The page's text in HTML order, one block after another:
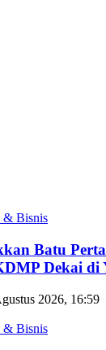
& Bisnis
Batu
Dekai di
2026, 16:59
& Bisnis